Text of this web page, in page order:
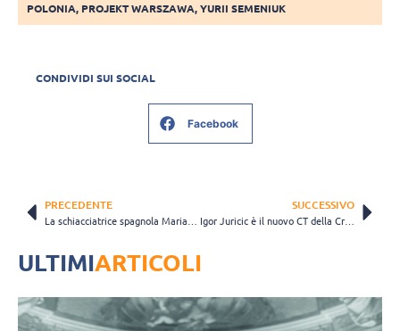
POLONIA, PROJEKT WARSZAWA,YURII SEMENIUK
CONDIVIDI SUI SOCIAL
Facebook
PRECEDENTE SUCCESSIVO
Igor Juricic è il nuovo CT della Croazia maschile
ULTIMIARTICOLI